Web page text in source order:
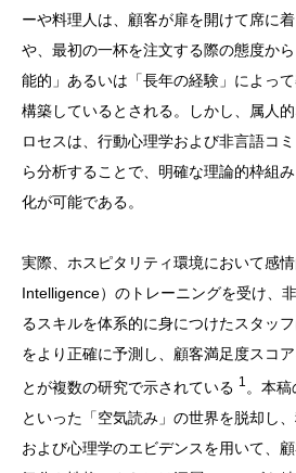
ーや料理人は、顧客が扉を開けて席に
や、最初の一杯を注文する際の態度か
能的」あるいは「長年の経験」によっ
構築しているとされる。しかし、属人
ロセスは、行動心理学および非言語コ
ら分析することで、明確な理論的枠組
化が可能である。
実際、ホスピタリティ環境において感
Intelligence）のトレーニングを受け、
るスキルを体系的に身につけたスタッ
をより正確に予測し、顧客満足度スコ
とが複数の研究で示されている 1 。本稿
といった「空気読み」の世界を脱却し
および心理学のエビデンスを用いて、